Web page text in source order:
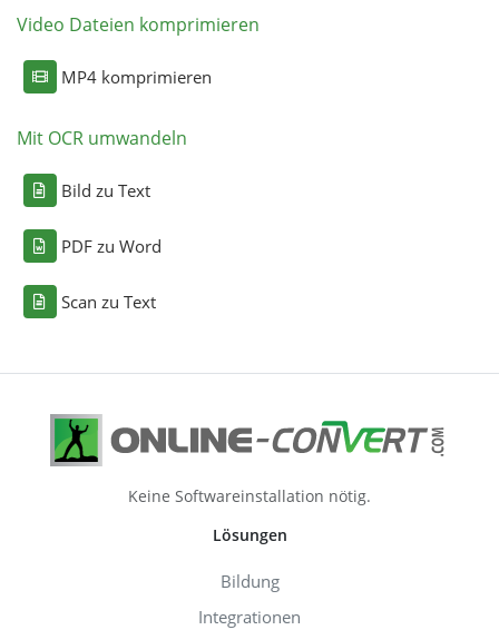
Video Dateien komprimieren
MP4 komprimieren
Mit OCR umwandeln
Bild zu Text
PDF zu Word
Scan zu Text
Keine Softwareinstallation nötig.
Lösungen
Bildung
Integrationen